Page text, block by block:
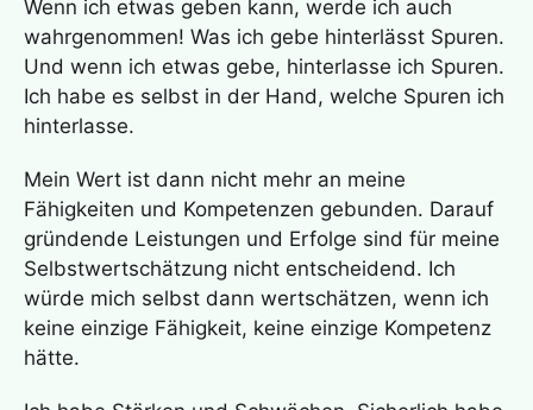
Wenn ich etwas geben kann, werde ich auch
wahrgenommen! Was ich gebe hinterlässt Spuren.
Und wenn ich etwas gebe, hinterlasse ich Spuren.
Ich habe es selbst in der Hand, welche Spuren ich
hinterlasse.
Mein Wert ist dann nicht mehr an meine
Fähigkeiten und Kompetenzen gebunden. Darauf
gründende Leistungen und Erfolge sind für meine
Selbstwertschätzung nicht entscheidend. Ich
würde mich selbst dann wertschätzen, wenn ich
keine einzige Fähigkeit, keine einzige Kompetenz
hätte.